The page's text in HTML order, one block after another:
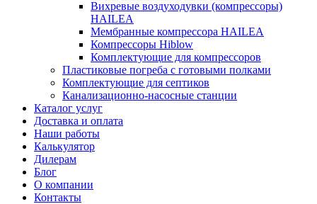
Вихревые воздуходувки (компрессоры)
HAILEA
Мембранные компрессора HAILEA
Компрессоры Hiblow
Комплектующие для компрессоров
Пластиковые погреба с готовыми полками
Комплектующие для септиков
Канализационно-насосные станции
Каталог услуг
Доставка и оплата
Наши работы
Калькулятор
Дилерам
Блог
О компании
Контакты